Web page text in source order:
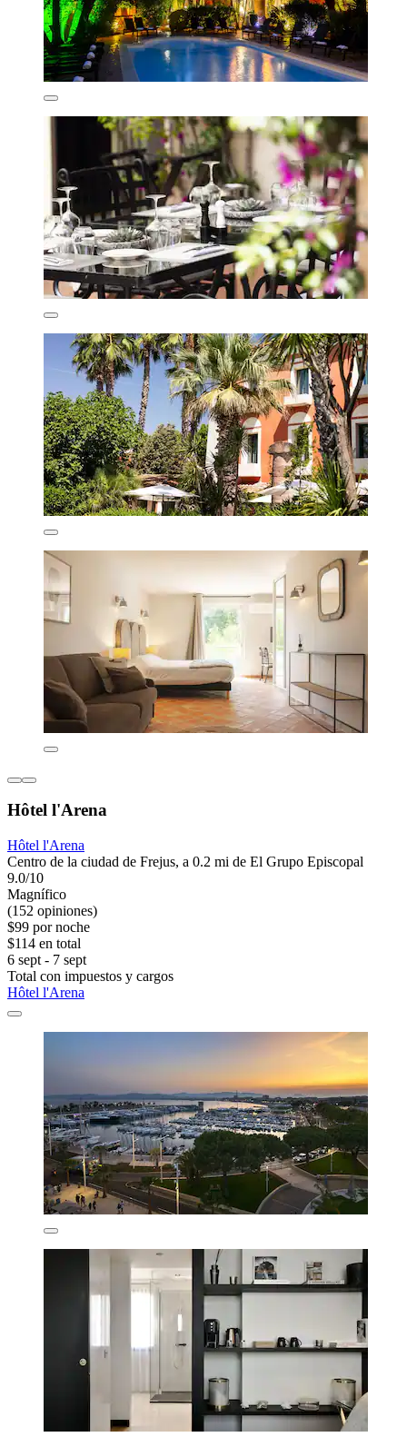
Hôtel l'Arena
Hôtel l'Arena
Centro de la ciudad de Frejus, a 0.2 mi de El Grupo Episcopal
9.0/10
Magnífico
(152 opiniones)
$99 por noche
$114 en total
6 sept - 7 sept
Total con impuestos y cargos
Hôtel l'Arena